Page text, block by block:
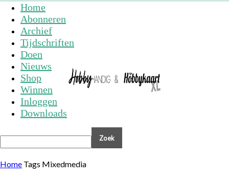
Home
Abonneren
Archief
Tijdschriften
Doen
Nieuws
Shop
Winnen
Inloggen
Downloads
Home Tags Mixedmedia